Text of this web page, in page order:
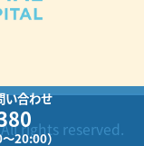
rights reserved.
い合わせ
20:00）